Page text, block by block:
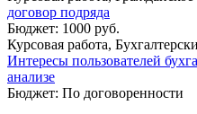
договор подряда
Бюджет: 1000 руб.
Курсовая работа,
Интересы пользователей
анализе
Бюджет: По договоренности